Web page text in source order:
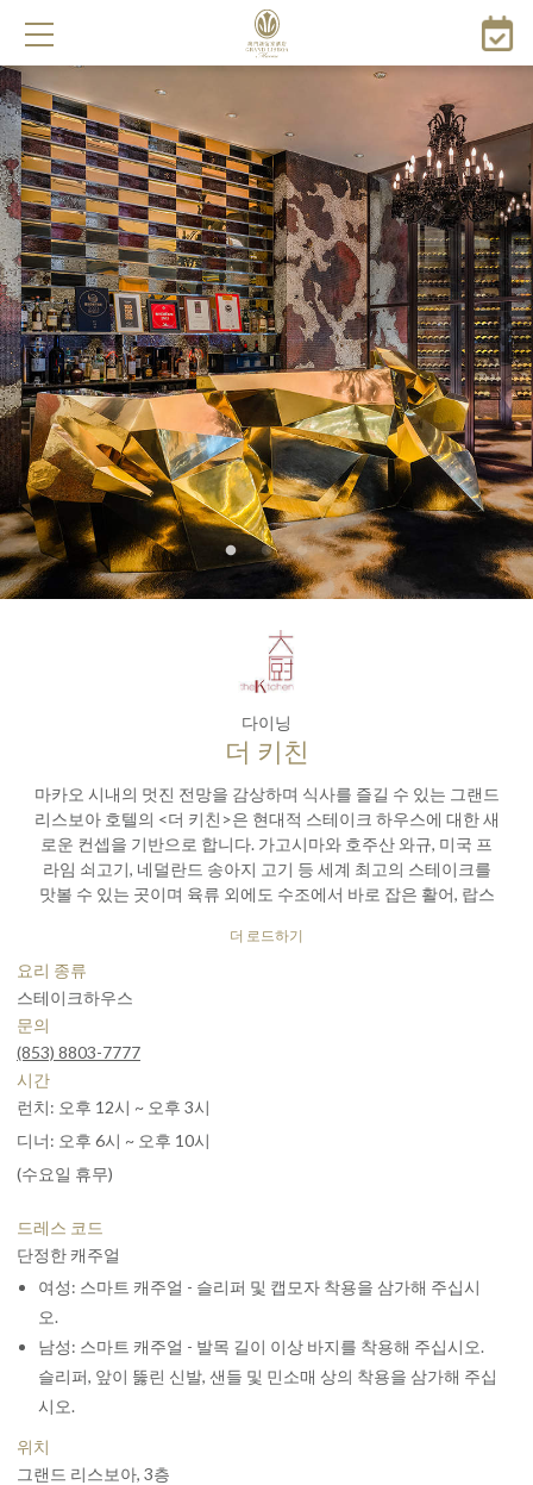
콘
텐
츠
로
건
너
뛰
기
다이닝
더 키친
마카오 시내의 멋진 전망을 감상하며 식사를 즐길 수 있는 그랜드
리스보아 호텔의 <더 키친>은 현대적 스테이크 하우스에 대한 새
로운 컨셉을 기반으로 합니다. 가고시마와 호주산 와규, 미국 프
라임 쇠고기, 네덜란드 송아지 고기 등 세계 최고의 스테이크를
맛볼 수 있는 곳이며 육류 외에도 수조에서 바로 잡은 활어, 랍스
레스토랑의 현대적 오픈 키친에서 마치 쇼를 보여주듯 준비됩니
다. 현대적 분위기의 이 스테이크하우스는 스시 바에서 엄선한 프
리미엄 사시미를 제공하며 다양한 샐러드 뷔페와 홈메이드 디저
트도 제공됩니다. <더 키친>은 미슐랭 가이드 홍콩 | 마카오 2026
에서 ‘셀렉티드 레스토랑’으로서의 명성을 이어가는 동시에,
17,300종 이상의 라벨로 구성된 방대한 와인 컬렉션을 바탕으로
2012년부터 와인 리뷰 매거진 ‘와인 스펙테이터’ 로부터 "베스트
오브 어워드 오브 엑설런스"로 인정 받고 있습니다.
더 로드하기
요리 종류
스테이크하우스
문의
(853) 8803-7777
시간
런치: 오후 12시 ~ 오후 3시
디너: 오후 6시 ~ 오후 10시
(수요일 휴무)
드레스 코드
단정한 캐주얼
여성: 스마트 캐주얼 - 슬리퍼 및 캡모자 착용을 삼가해 주십시
오.
남성: 스마트 캐주얼 - 발목 길이 이상 바지를 착용해 주십시오.
슬리퍼, 앞이 뚫린 신발, 샌들 및 민소매 상의 착용을 삼가해 주십
시오.
위치
그랜드 리스보아, 3층